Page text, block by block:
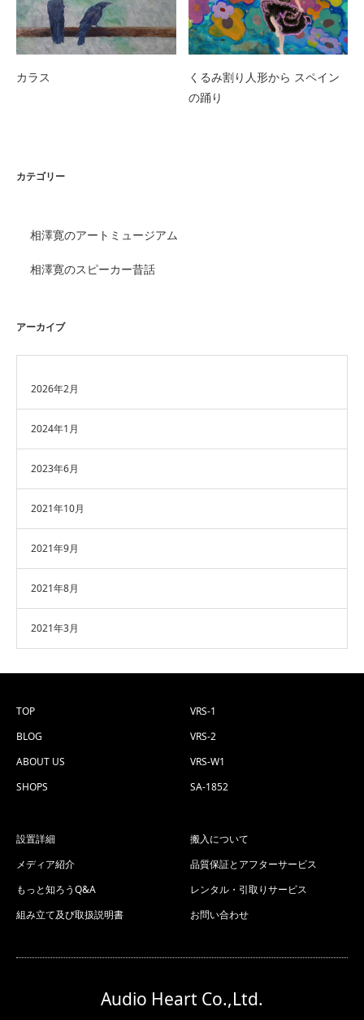
カラス
くるみ割り人形から スペイン
の踊り
カテゴリー
相澤寛のアートミュージアム
相澤寛のスピーカー昔話
アーカイブ
2026年2月
2024年1月
2023年6月
2021年10月
2021年9月
2021年8月
2021年3月
TOP
BLOG
ABOUT US
SHOPS
VRS-1
VRS-2
VRS-W1
SA-1852
設置詳細
メディア紹介
もっと知ろうQ&A
組み立て及び取扱説明書
搬入について
品質保証とアフターサービス
レンタル・引取りサービス
お問い合わせ
Audio Heart Co.,Ltd.